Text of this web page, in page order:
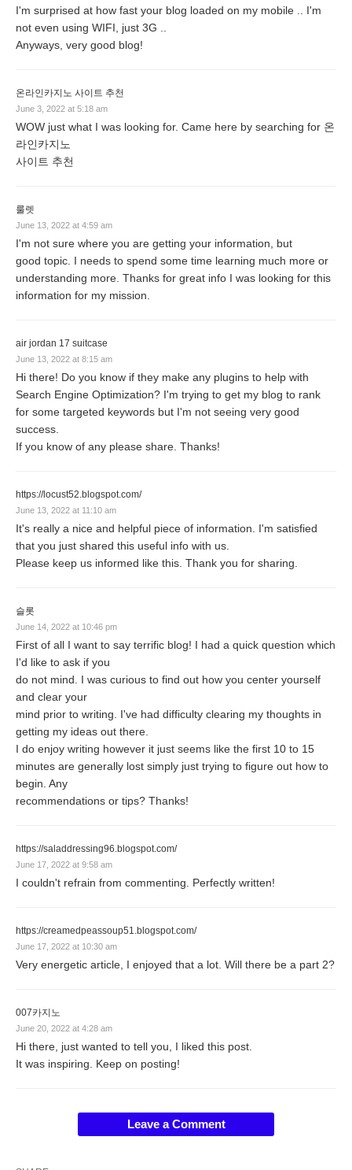
I'm surprised at how fast your blog loaded on my mobile .. I'm
not even using WIFI, just 3G ..
Anyways, very good blog!
온라인카지노 사이트 추천
June 3, 2022 at 5:18 am
WOW just what I was looking for. Came here by searching for 온
라인카지노
사이트 추천
룰렛
June 13, 2022 at 4:59 am
I'm not sure where you are getting your information, but
good topic. I needs to spend some time learning much more or
understanding more. Thanks for great info I was looking for this
information for my mission.
air jordan 17 suitcase
June 13, 2022 at 8:15 am
Hi there! Do you know if they make any plugins to help with
Search Engine Optimization? I'm trying to get my blog to rank
for some targeted keywords but I'm not seeing very good
success.
If you know of any please share. Thanks!
https://locust52.blogspot.com/
June 13, 2022 at 11:10 am
It's really a nice and helpful piece of information. I'm satisfied
that you just shared this useful info with us.
Please keep us informed like this. Thank you for sharing.
슬롯
June 14, 2022 at 10:46 pm
First of all I want to say terrific blog! I had a quick question which
I'd like to ask if you
do not mind. I was curious to find out how you center yourself
and clear your
mind prior to writing. I've had difficulty clearing my thoughts in
getting my ideas out there.
I do enjoy writing however it just seems like the first 10 to 15
minutes are generally lost simply just trying to figure out how to
begin. Any
recommendations or tips? Thanks!
https://saladdressing96.blogspot.com/
June 17, 2022 at 9:58 am
I couldn't refrain from commenting. Perfectly written!
https://creamedpeassoup51.blogspot.com/
June 17, 2022 at 10:30 am
Very energetic article, I enjoyed that a lot. Will there be a part 2?
007카지노
June 20, 2022 at 4:28 am
Hi there, just wanted to tell you, I liked this post.
It was inspiring. Keep on posting!
Leave a Comment